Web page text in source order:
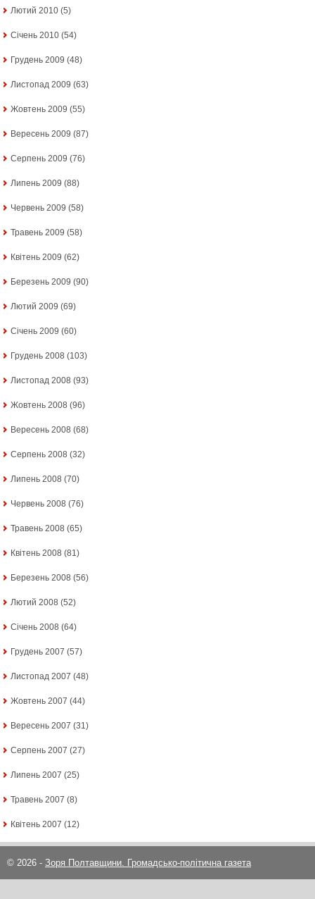
Лютий 2010 (5)
Січень 2010 (54)
Грудень 2009 (48)
Листопад 2009 (63)
Жовтень 2009 (55)
Вересень 2009 (87)
Серпень 2009 (76)
Липень 2009 (88)
Червень 2009 (58)
Травень 2009 (58)
Квітень 2009 (62)
Березень 2009 (90)
Лютий 2009 (69)
Січень 2009 (60)
Грудень 2008 (103)
Листопад 2008 (93)
Жовтень 2008 (96)
Вересень 2008 (68)
Серпень 2008 (32)
Липень 2008 (70)
Червень 2008 (76)
Травень 2008 (65)
Квітень 2008 (81)
Березень 2008 (56)
Лютий 2008 (52)
Січень 2008 (64)
Грудень 2007 (57)
Листопад 2007 (48)
Жовтень 2007 (44)
Вересень 2007 (31)
Серпень 2007 (27)
Липень 2007 (25)
Травень 2007 (8)
Квітень 2007 (12)
© 2026 - Зоря Полтавщини. Громадсько-політична газета